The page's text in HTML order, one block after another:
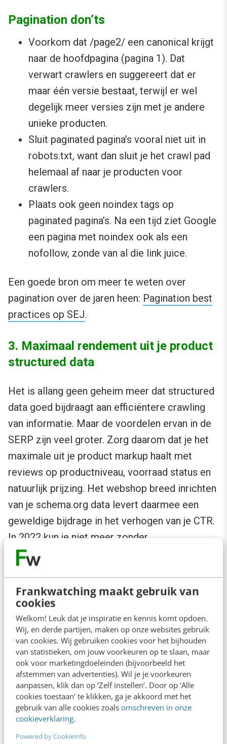
Frankwatching maakt gebruik van
cookies
Welkom! Leuk dat je inspiratie en kennis komt opdoen.
Wij, en derde partijen, maken op onze websites gebruik
van cookies. Wij gebruiken cookies voor het bijhouden
van statistieken, om jouw voorkeuren op te slaan, maar
ook voor marketingdoeleinden (bijvoorbeeld het
afstemmen van advertenties). Wil je je voorkeuren
aanpassen, klik dan op ‘Zelf instellen’. Door op ‘Alle
cookies toestaan’ te klikken, ga je akkoord met het
gebruik van alle cookies zoals omschreven in onze
cookieverklaring.
Powered by CookieInfo
Pagination don’ts
Voorkom dat /page2/ een canonical krijgt
naar de hoofdpagina (pagina 1). Dat
verwart crawlers en suggereert dat er
maar één versie bestaat, terwijl er wel
degelijk meer versies zijn met je andere
unieke producten.
Sluit paginated pagina’s vooral niet uit in
robots.txt, want dan sluit je het crawl pad
helemaal af naar je producten voor
crawlers.
Plaats ook geen noindex tags op
paginated pagina’s. Na een tijd ziet Google
een pagina met noindex ook als een
nofollow, zonde van al die link juice.
Een goede bron om meer te weten over
pagination over de jaren heen: Pagination best
practices op SEJ.
3. Maximaal rendement uit je product
structured data
Het is allang geen geheim meer dat structured
data goed bijdraagt aan efficiëntere crawling
van informatie. Maar de voordelen ervan in de
SERP zijn veel groter. Zorg daarom dat je het
maximale uit je product markup haalt met
reviews op productniveau, voorraad status en
natuurlijk prijzing. Het webshop breed inrichten
van je schema.org data levert daarmee een
geweldige bijdrage in het verhogen van je CTR.
In 2022 kun je niet meer zonder.
Check goed hoe die data doorkomt met de
(vernieuwde) test tool. Onlangs nog moest ik
iemand erop wijzen dat die data nog helemaal
niet doorkomt door een kleine fout, dan voegt
het uiteraard ook niets toe aan je
zoekresultaten.